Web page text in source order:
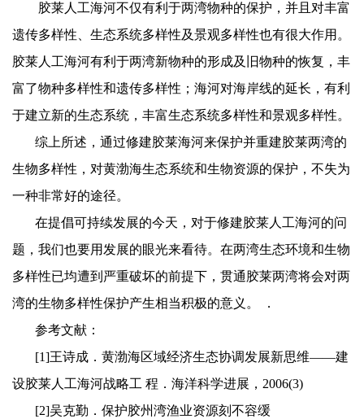
胶莱人工海河不仅有利于两湾物种的保护，并且对丰富
遗传多样性、生态系统多样性及景观多样性也有很大作用。
胶莱人工海河有利于两湾新物种的形成及旧物种的恢复，丰
富了物种多样性和遗传多样性；海河对海岸线的延长，有利
于建立新的生态系统，丰富生态系统多样性和景观多样性。
综上所述，通过修建胶莱海河来保护并重建胶莱两湾的
生物多样性，对黄渤海生态系统和生物资源的保护，不失为
一种非常好的途径。
在提倡可持续发展的今天，对于修建胶莱人工海河的问
题，我们也要用发展的眼光来看待。在两湾生态环境和生物
多样性已均遭到严重破坏的前提下，贯通胶莱两湾将会对两
湾的生物多样性保护产生相当积极的意义。
．
参考文献：
[1]王诗成．黄渤海区域经济生态协调发展新思维——建
设胶莱人工海河战略工 程．海洋科学进展， 2006(3)
[2]吴克勤．保护胶州湾渔业资源刻不容缓